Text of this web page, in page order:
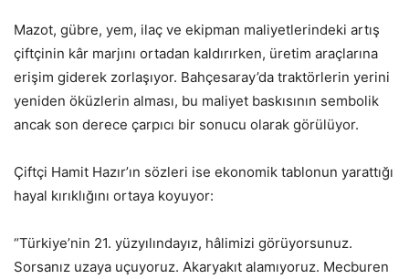
Mazot, gübre, yem, ilaç ve ekipman maliyetlerindeki artış
çiftçinin kâr marjını ortadan kaldırırken, üretim araçlarına
erişim giderek zorlaşıyor. Bahçesaray’da traktörlerin yerini
yeniden öküzlerin alması, bu maliyet baskısının sembolik
ancak son derece çarpıcı bir sonucu olarak görülüyor.
Çiftçi Hamit Hazır’ın sözleri ise ekonomik tablonun yarattığı
hayal kırıklığını ortaya koyuyor:
“Türkiye’nin 21. yüzyılındayız, hâlimizi görüyorsunuz.
Sorsanız uzaya uçuyoruz. Akaryakıt alamıyoruz. Mecburen